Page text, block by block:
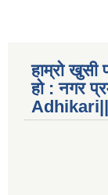
हाम्रो
हो : नगर
Adhikari||